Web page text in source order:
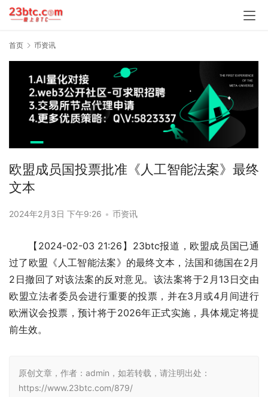
首页 币资讯
欧盟成员国投票批准《人工智能法案》最终
文本
2024年2月3日 下午9:26 • 币资讯
【2024-02-03 21:26】23btc报道，欧盟成员国已通
过了欧盟《人工智能法案》的最终文本，法国和德国在2月
2日撤回了对该法案的反对意见。该法案将于2月13日交由
欧盟立法者委员会进行重要的投票，并在3月或4月间进行
欧洲议会投票，预计将于2026年正式实施，具体规定将提
前生效。
原创文章，作者：admin，如若转载，请注明出处：
https://www.23btc.com/879/